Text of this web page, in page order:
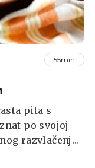
55min
pita s
po svojoj
razvlačenja